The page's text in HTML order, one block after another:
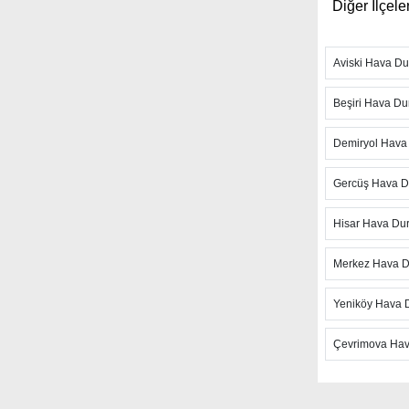
Hızlı
anlık hava
hava
şiddetli
Batman
kaynak
aylık hava
sayfadaki
olduğunu
yaklaşan
Diğer
Aviski Hava
Beşiri Hava
Demiryol
Gercüş Hava
Hisar Hava
Merkez Hava
Yeniköy Hava
Çevrimova